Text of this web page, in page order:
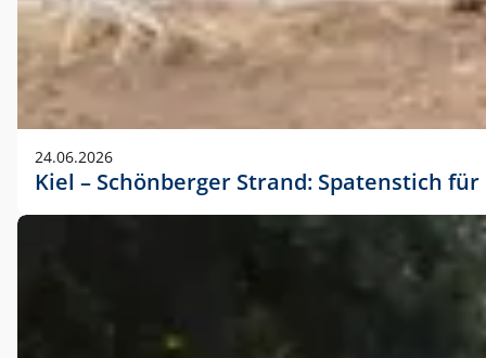
24.06.2026
Kiel – Schönberger Strand: Spatenstich